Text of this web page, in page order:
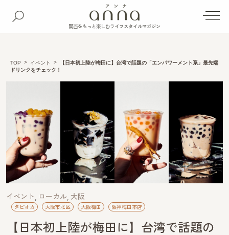
関西をもっと楽しむライフスタイルマガジン
TOP イベント
【日本初上陸が梅田に】台湾で話題の「エンパワーメント系」最先端
ドリンクをチェック！
イベント ローカル 大阪
タピオカ 大阪市北区 大阪梅田 阪神梅田本店
【日本初上陸が梅田に】台湾で話題の